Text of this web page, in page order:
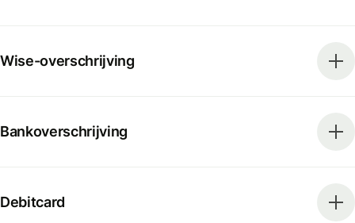
Wise-overschrijving
Bankoverschrijving
Debitcard